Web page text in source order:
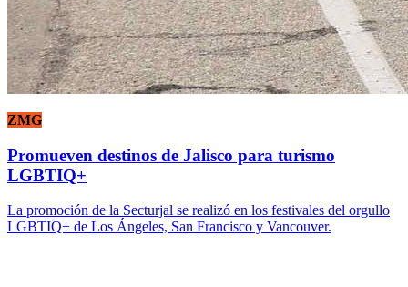
ZMG
Promueven destinos de Jalisco para turismo
LGBTIQ+
La promoción de la Secturjal se realizó en los festivales del orgullo
LGBTIQ+ de Los Ángeles, San Francisco y Vancouver.